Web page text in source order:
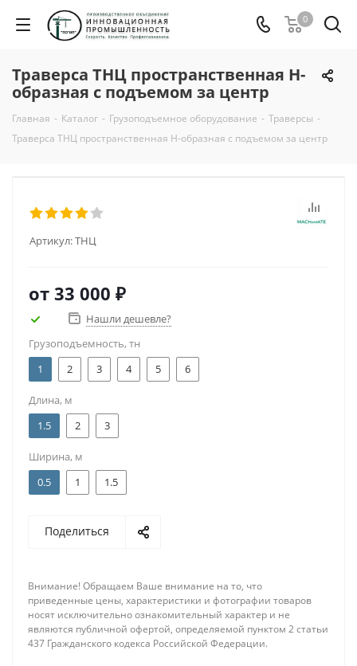
0
Траверса ТНЦ пространственная Н-
образная с подъемом за центр
Главная - Каталог - Грузоподъемное оборудование - Траверсы -
Траверса ТНЦ пространственная Н-образная с подъемом за центр
Артикул:ТНЦ
от 33 000 ₽
Нашли дешевле?
Грузоподъемность, тн
1
2 3 4 5 6
Длина, м
1.5
2 3
Ширина, м
0.5
1 1.5
Поделиться
Внимание! Обращаем Ваше внимание на то, что
приведенные цены, характеристики и фотографии товаров
носят исключительно ознакомительный характер и не
являются публичной офертой, определяемой пунктом 2 статьи
437 Гражданского кодекса Российской Федерации.